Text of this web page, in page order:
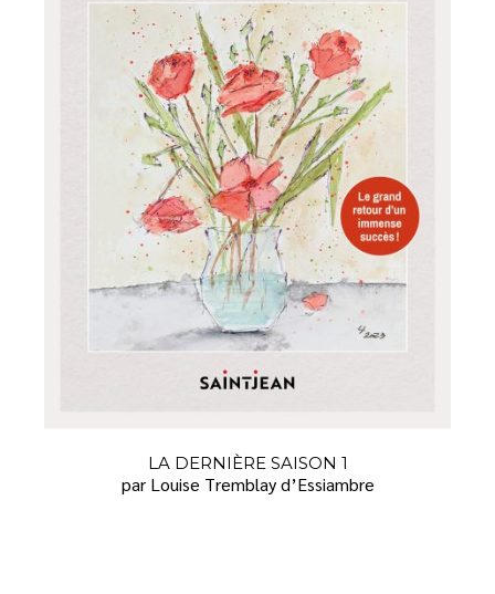
LA DERNIÈRE SAISON 1
par Louise Tremblay d’Essiambre